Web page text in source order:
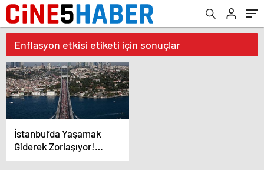
Enflasyon etkisi etiketi için sonuçlar
İstanbul’da Yaşamak
Giderek Zorlaşıyor!
Dört Kişilik Ailenin